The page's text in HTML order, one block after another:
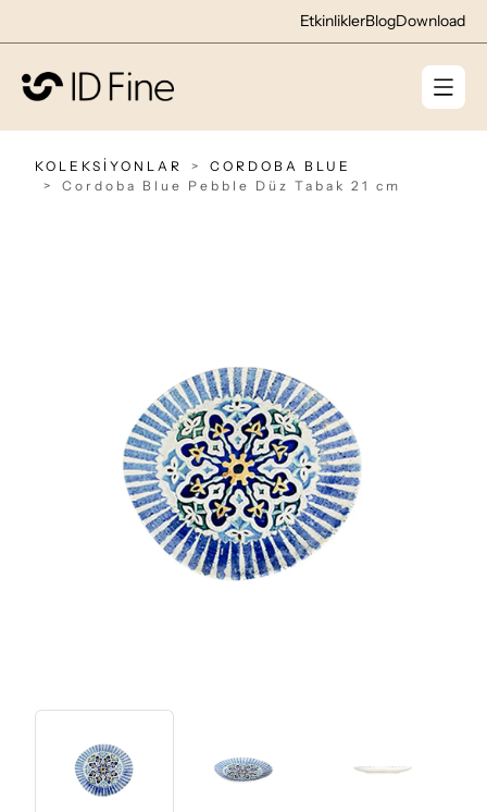
EtkinliklerBlogDownload
KOLEKSİYONLAR
CORDOBA BLUE
Cordoba Blue Pebble Düz Tabak 21 cm